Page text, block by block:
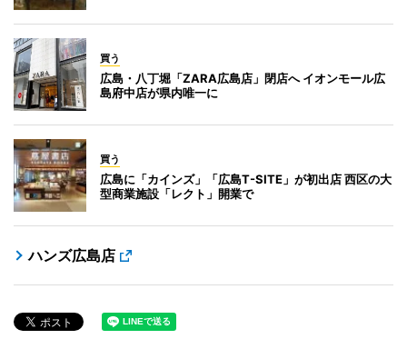
買う
広島・八丁堀「ZARA広島店」閉店へ イオンモール広
島府中店が県内唯一に
買う
広島に「カインズ」「広島T-SITE」が初出店 西区の大
型商業施設「レクト」開業で
ハンズ広島店